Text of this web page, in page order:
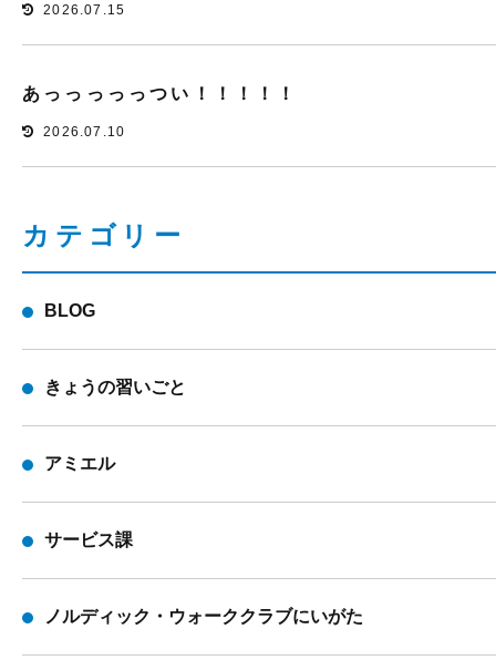
2026.07.15
あっっっっっつい！！！！！
2026.07.10
カテゴリー
BLOG
きょうの習いごと
アミエル
サービス課
ノルディック・ウォーククラブにいがた